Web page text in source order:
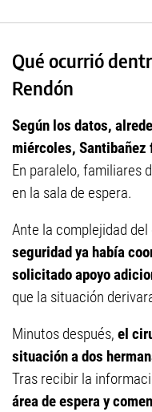
Qué ocurrió
Rendón
Según los datos,
miércoles,
En paralelo, familiares
en la sala de espera.
Ante la complejidad
seguridad ya había
solicitado apoyo
que la situación
Minutos después, el
situación a dos
Tras recibir la
área de espera y